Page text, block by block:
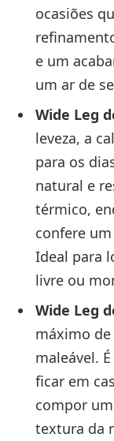
ocasiões
e um
um ar de
Wide Leg
leveza, a
para os
natural e
térmico,
confere
Ideal para
livre ou
Wide Leg
máximo
maleável.
ficar em
compor
textura da